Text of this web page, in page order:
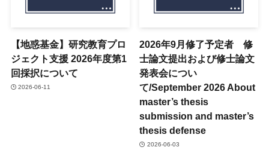
【地惑基金】研究教育プロ
ジェクト支援 2026年度第1
回採択について
2026-06-11
2026年9月修了予定者 修
士論文提出および修士論文
発表会につい
て/September 2026 About
master’s thesis
submission and master’s
thesis defense
2026-06-03